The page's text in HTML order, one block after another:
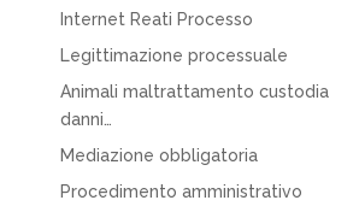
Internet Reati Processo
Legittimazione processuale
Animali maltrattamento custodia
danni…
Mediazione obbligatoria
Procedimento amministrativo